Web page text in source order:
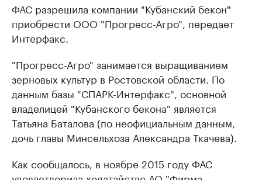
ФАС разрешила компании "Кубанский бекон"
приобрести ООО "Прогресс-Агро", передает
Интерфакс.
"Прогресс-Агро" занимается выращиванием
зерновых культур в Ростовской области. По
данным базы "СПАРК-Интерфакс", основной
владелицей "Кубанского бекона" является
Татьяна Баталова (по неофициальным данным,
дочь главы Минсельхоза Александра Ткачева).
Как сообщалось, в ноябре 2015 году ФАС